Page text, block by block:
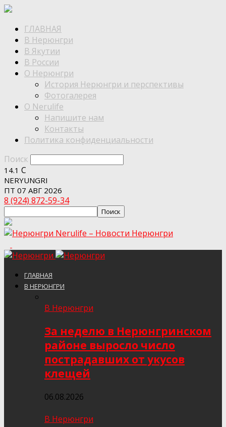
ГЛАВНАЯ
В Нерюнгри
В Якутии
В России
О Нерюнгри
История Нерюнгри и перспективы
Фотогалерея
О Nerulife
Напишите нам
Контакты
Политика конфиденциальности
Поиск
14.1 C
NERYUNGRI
ПТ 07 АВГ 2026
8 (924) 872-59-34
Nerulife – Новости Нерюнгри
ГЛАВНАЯ
В НЕРЮНГРИ
В Нерюнгри
За неделю в Нерюнгринском
районе выросло число
пострадавших от укусов
клещей
06.08.2026
В Нерюнгри